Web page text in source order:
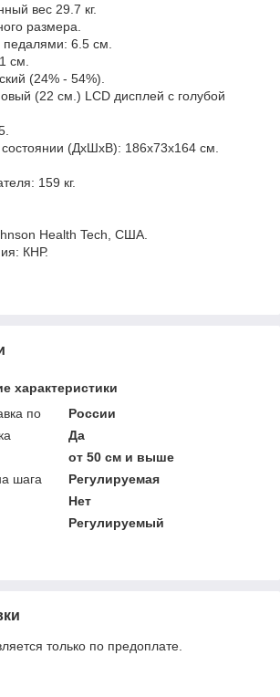
вес 29.7 кг.
размера.
6.5 см.
см.
(24% - 54%).
(22 см.) LCD дисплей с голубой
(ДxШxВ): 186x73x164 см.
159 кг.
Health Tech, США.
КНР.
характеристики
по
России
Да
от 50 см и выше
шага
Регулируемая
Нет
Регулируемый
только по предоплате.